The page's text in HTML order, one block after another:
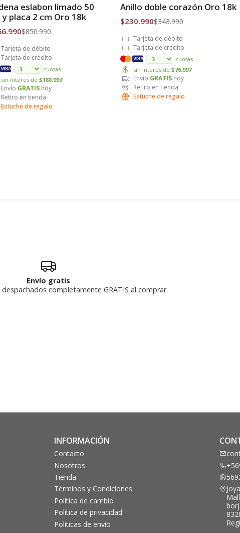
Gratis
eslabon limado 50
y placa 2 cm Oro 18k
$850.990
Tarjeta de débito
Tarjeta de crédito
VISA
cuotas
sin interés de $188.997
Envío GRATIS hoy
Retiro en tienda
Estuche de regalo
Envío Gratis
Anillo doble corazón Oro 18k
$230.990$343.990
Tarjeta de débito
Tarjeta de crédito
VISA
cuotas
sin interés de $76.997
Envío GRATIS hoy
Retiro en tienda
Estuche de regalo
Envío gratis
completamente GRATIS al comprar.
INFORMACIÓN
Contacto
Nosotros
Tienda
Términos y Condiciones
Política de cambio
Política de privacidad
Políticas de envío